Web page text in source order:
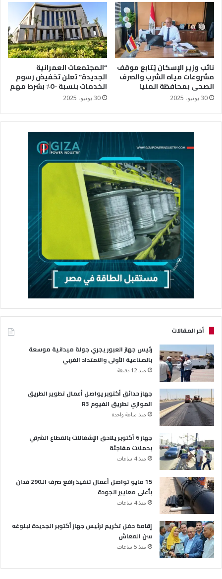
نائب وزير الإسكان يُتابع موقف
مشروعات مياه الشرب والصرف
الصحى بمحافظة المنيا
30 يونيو، 2025
“المجتمعات العمرانية
الجديدة” تعلن تخفيض رسوم
الخدمات بنسبة ٥٠٪؜ بشرط مهم
30 يونيو، 2025
أخر المقالات
رئيس جهاز العبور يجري جولة ميدانية موسعة
بالصناعية الأولى والامتداد الغربي
منذ 12 دقيقة
جهاز حدائق أكتوبر يواصل أعمال تطوير الطريق
الموازي لطريق الفيوم R3
منذ ساعة واحدة
جهاز 6 أكتوبر يلاحق الإشغالات بالقطاع الشرقي
بحملات مفاجئة
منذ 4 ساعات
15 مايو تواصل أعمال تنفيذ رافع صرف الـ290 فدان
بأعلى معايير الجودة
منذ 4 ساعات
إقامة حفل تكريم لرئيس جهاز أكتوبر الجديدة لبلوغه
سن المعاش
منذ 5 ساعات